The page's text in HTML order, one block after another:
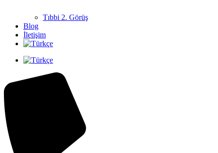
Tıbbi 2. Görüş
Blog
İletişim